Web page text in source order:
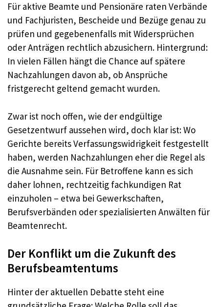
Für aktive Beamte und Pensionäre raten Verbände
und Fachjuristen, Bescheide und Bezüge genau zu
prüfen und gegebenenfalls mit Widersprüchen
oder Anträgen rechtlich abzusichern. Hintergrund:
In vielen Fällen hängt die Chance auf spätere
Nachzahlungen davon ab, ob Ansprüche
fristgerecht geltend gemacht wurden.
Zwar ist noch offen, wie der endgültige
Gesetzentwurf aussehen wird, doch klar ist: Wo
Gerichte bereits Verfassungswidrigkeit festgestellt
haben, werden Nachzahlungen eher die Regel als
die Ausnahme sein. Für Betroffene kann es sich
daher lohnen, rechtzeitig fachkundigen Rat
einzuholen – etwa bei Gewerkschaften,
Berufsverbänden oder spezialisierten Anwälten für
Beamtenrecht.
Der Konflikt um die Zukunft des
Berufsbeamtentums
Hinter der aktuellen Debatte steht eine